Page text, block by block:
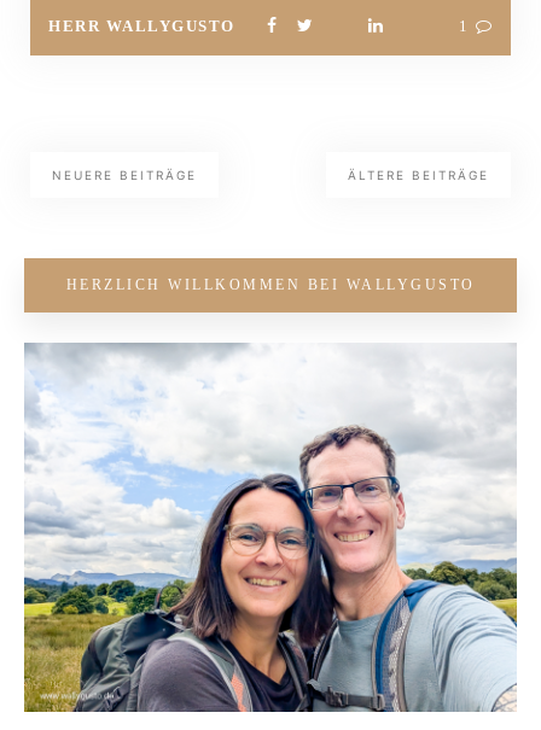
HERR WALLYGUSTO 1
ÄLTERE BEITRÄGE
NEUERE BEITRÄGE
HERZLICH WILLKOMMEN BEI WALLYGUSTO